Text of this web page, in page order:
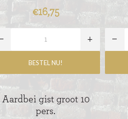
€16,75
Aardbei gist groot 10
pers.